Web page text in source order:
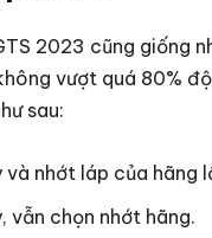
2023 cũng giống
vượt quá 80%
sau:
nhớt láp của hãng
vẫn chọn nhớt hãng.